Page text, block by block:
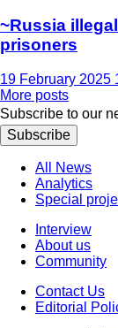
~Russia
prisoners
19 February 2025
More posts
Subscribe to our
Subscribe
All News
Analytics
Special
Interview
About us
Community
Contact Us
Editorial